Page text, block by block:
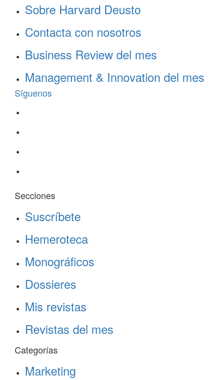
Sobre Harvard Deusto
Contacta con nosotros
Business Review del mes
Management & Innovation del mes
Síguenos
Secciones
Suscríbete
Hemeroteca
Monográficos
Dossieres
Mis revistas
Revistas del mes
Categorías
Marketing